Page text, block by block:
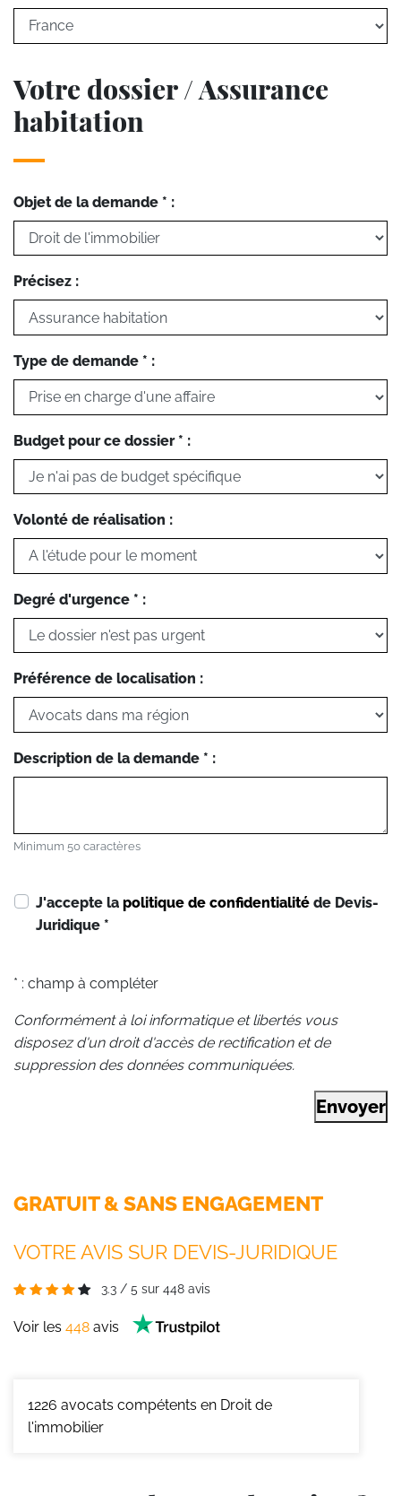
Votre dossier / Assurance
habitation
Objet de la demande * :
Précisez :
Type de demande * :
Budget pour ce dossier * :
Volonté de réalisation :
Degré d'urgence * :
Préférence de localisation :
Description de la demande * :
Minimum 50 caractères
J'accepte la politique de confidentialité de Devis-
Juridique *
* : champ à compléter
Conformément à loi informatique et libertés vous
disposez d'un droit d'accès de rectification et de
suppression des données communiquées.
Envoyer
GRATUIT & SANS ENGAGEMENT
VOTRE AVIS SUR DEVIS-JURIDIQUE
3.3 / 5 sur 448 avis
Voir les 448 avis
1226 avocats compétents en Droit de
l'immobilier